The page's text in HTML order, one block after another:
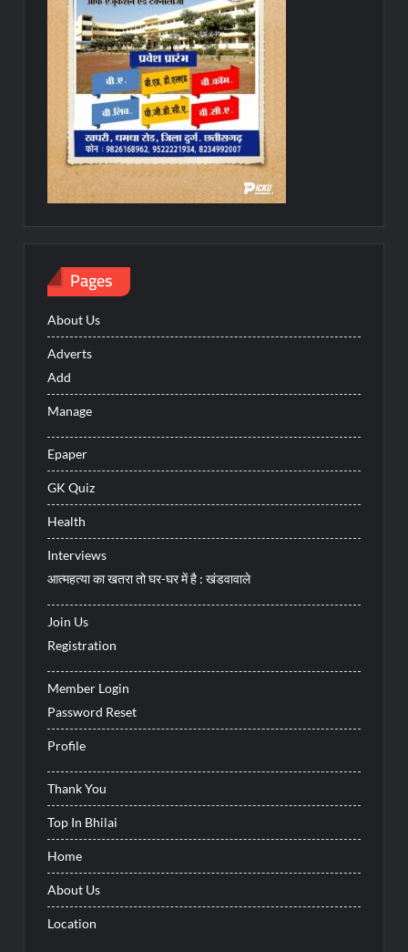
Pages
About Us
Adverts
Add
Manage
Epaper
GK Quiz
Health
Interviews
आत्महत्या का खतरा तो घर-घर में है : खंडवावाले
Join Us
Registration
Member Login
Password Reset
Profile
Thank You
Top In Bhilai
Home
About Us
Location